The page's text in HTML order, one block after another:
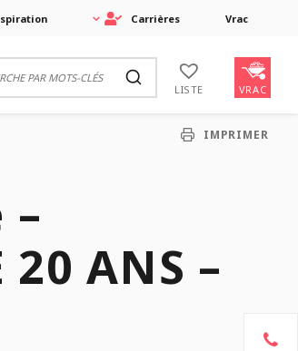
Carrières Vrac
LISTE VRAC
IMPRIMER
20 ANS –